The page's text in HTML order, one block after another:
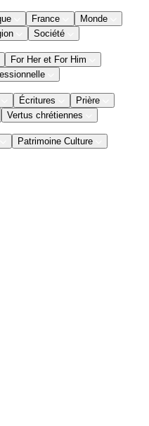
France
Monde
Société
For Her et For Him
Écritures
Prière
Vertus chrétiennes
Patrimoine Culture